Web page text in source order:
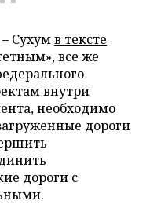
– Сухумв тексте
все же
внутри
необходимо
дороги
дороги с